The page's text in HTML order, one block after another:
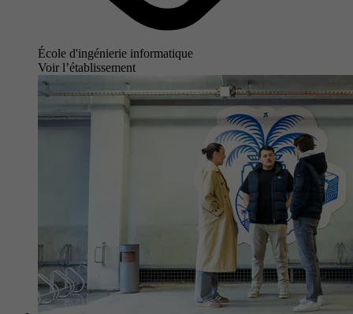
École d'ingénierie informatique
Voir l’établissement